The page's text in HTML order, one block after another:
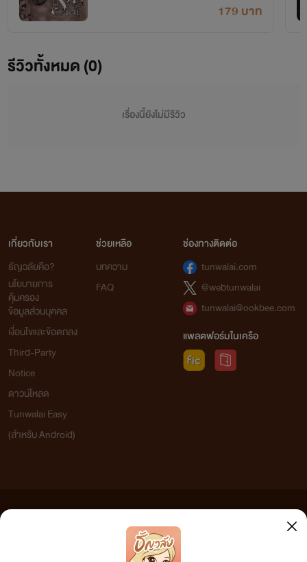
*ฝากถึงบุคคลที่ขยันกดรายงาน ถ้าคุณมีปัญหากับเราทักมาคุยกันค่ะ หลิงจิ่วไม่เคยมีปัญหากับใคร
179 บาท
รีวิวทั้งหมด (0)
เรื่องนี้ยังไม่มีรีวิว
เกี่ยวกับเรา
ธัญวลัยคือ?
นโยบายการ
คุ้มครอง
ข้อมูลส่วนบุคคล
เงื่อนไขและข้อตกลง
Third-Party
Notice
ดาวน์โหลด
Tunwalai Easy
(สำหรับ Android)
ช่วยเหลือ
บทความ
FAQ
ช่องทางติดต่อ
tunwalai.com
@webtunwalai
tunwalai@ookbee.com
แพลตฟอร์มในเครือ
เว็บไซต์แห่งนี้ไม่ได้เห็นด้วยและไม่ขอรับผิดชอบต่อข้อความใดๆ ทั้งสิ้น ดังนั้นผู้อ่านทุกท่านโปรดใช้
วิจารณญาณในการกลั่นกรองด้วยตนเอง และหากท่านพบข้อความใดๆ ที่ขัดต่อกฎหมายและศีลธรรม